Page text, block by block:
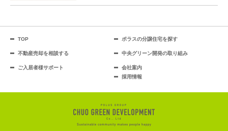
TOP ポラスの分譲住宅を探す
不動産売却を相談する 中央グリーン開発の取り組み
ご入居者様サポート
会社案内
採用情報